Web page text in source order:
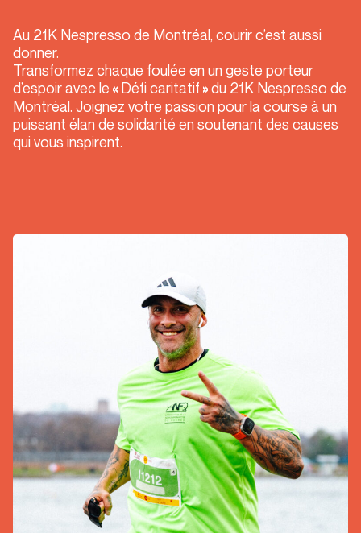
Au 21K Nespresso de Montréal, courir c’est aussi
donner.
Transformez chaque foulée en un geste porteur
d’espoir avec le « Défi caritatif »du 21K Nespresso de
Montréal. Joignez votre passion pour la course à un
puissant élan de solidarité en soutenant des causes
qui vous inspirent.